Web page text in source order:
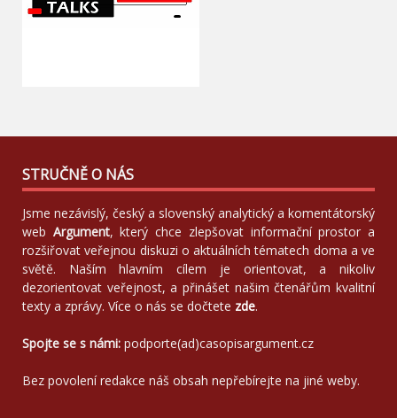
STRUČNĚ O NÁS
Jsme nezávislý, český a slovenský analytický a komentátorský
web Argument, který chce zlepšovat informační prostor a
rozšiřovat veřejnou diskuzi o aktuálních tématech doma a ve
světě. Naším hlavním cílem je orientovat, a nikoliv
dezorientovat veřejnost, a přinášet našim čtenářům kvalitní
texty a zprávy. Více o nás se dočtete zde.
Spojte se s námi: podporte(ad)casopisargument.cz
Bez povolení redakce náš obsah nepřebírejte na jiné weby.